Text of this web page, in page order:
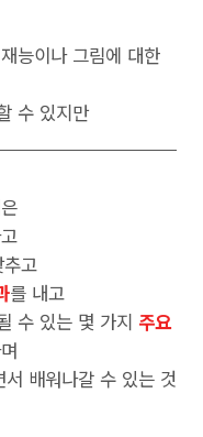
능이나 그림에 대한
수 있지만
고
를 내고
수 있는 몇 가지 주요
서 배워나갈 수 있는 것